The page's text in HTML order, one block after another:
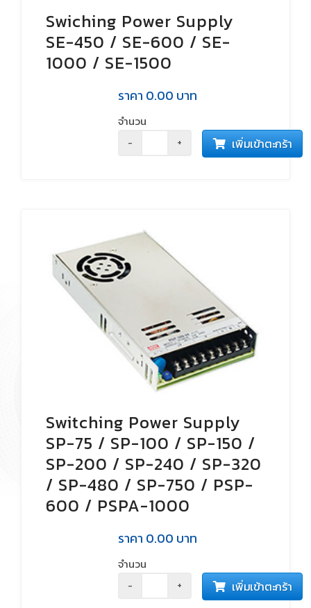
Swiching Power Supply
SE-450 / SE-600 / SE-
1000 / SE-1500
ราคา 0.00 บาท
จำนวน
- + เพิ่มเข้าตะกร้า
Switching Power Supply
SP-75 / SP-100 / SP-150 /
SP-200 / SP-240 / SP-320
/ SP-480 / SP-750 / PSP-
600 / PSPA-1000
ราคา 0.00 บาท
จำนวน
- + เพิ่มเข้าตะกร้า